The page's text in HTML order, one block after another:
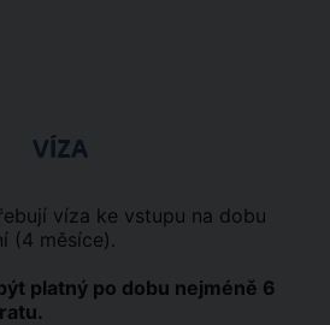
VÍZA
víza ke vstupu na dobu
(4 měsíce).
platný po dobu nejméně 6